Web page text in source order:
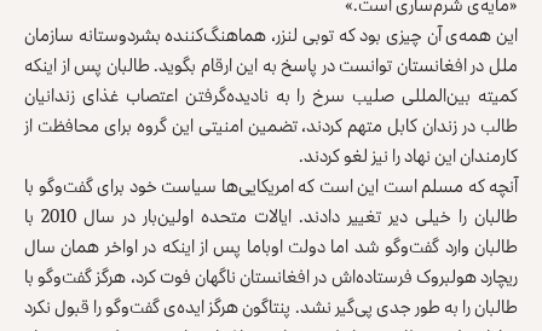
این همه‌ی آن‌ چیزی بود که توبی لنزر، هماهنگ‌کننده بشردوستانه سازمان
ملل در افغانستان توانست در پاسخ به این ارقام بگوید. طالبان پس از اینکه
کمیته بین‌المللی صلیب سرخ را به نادیده‌گرفتن اعتصاب غذای زندانیان
طالب در زندان کابل متهم کردند، تضمین امنیتی این گروه برای محافظت از
کارمندان این نهاد را نیز لغو کردند.
آنچه که مسلم است این است که امریکایی‌‌ها سیاست خود برای گفت‌وگو با
طالبان را خیلی دیر تغییر دادند. ایالات متحده اولین‌بار در سال 2010 با
طالبان وارد گفت‌وگو شد اما دولت اوباما پس از اینکه در اواخر همان سال
ریچارد هولبروک فرستاده‌‌اش در افغانستان ناگهان فوت کرد، هرگز گفت‌وگو با
طالبان را به ‌طور جدی پی‌گیر نشد. پنتاگون هرگز ایده‌ی گفت‌وگو را قبول نکرد